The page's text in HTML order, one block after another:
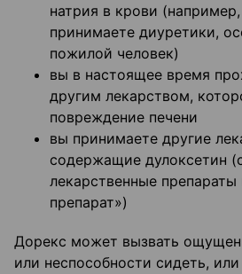
натрия в крови
принимаете диуретики,
пожилой человек)
вы в настоящее время
другим лекарством,
повреждение печени
вы принимаете другие
содержащие дулоксетин
лекарственные
препарат»)
Дорекс может вызвать
или неспособности сидеть,